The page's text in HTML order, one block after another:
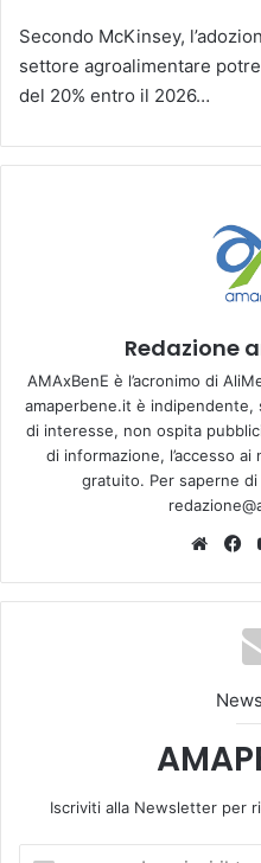
Secondo McKinsey,
settore agroalimentare
del 20% entro il 2026…
Redazione
AMAxBenE è l’acronimo di
amaperbene.it è
di interesse, non ospita
di informazione, l’accesso
gratuito. Per saperne
We
te
Iscriviti alla Newsletter per